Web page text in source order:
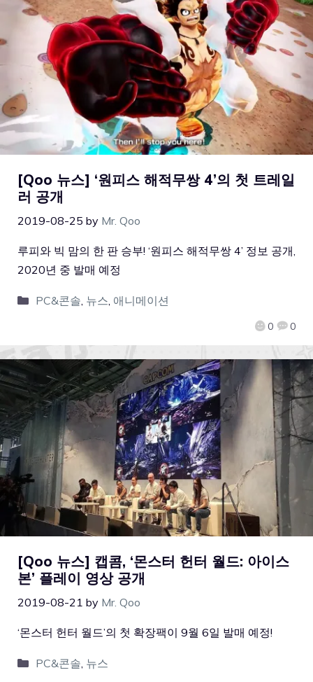
[Qoo 뉴스] ‘원피스 해적무쌍 4’의 첫 트레일
러 공개
2019-08-25 by Mr. Qoo
0 0
루피와 빅 맘의 한 판 승부! ‘원피스 해적무쌍 4’ 정보 공개,
2020년 중 발매 예정
PC&콘솔, 뉴스, 애니메이션
[Qoo 뉴스] 캡콤, ‘몬스터 헌터 월드: 아이스
본’ 플레이 영상 공개
2019-08-21 by Mr. Qoo
‘몬스터 헌터 월드’의 첫 확장팩이 9월 6일 발매 예정!
PC&콘솔, 뉴스